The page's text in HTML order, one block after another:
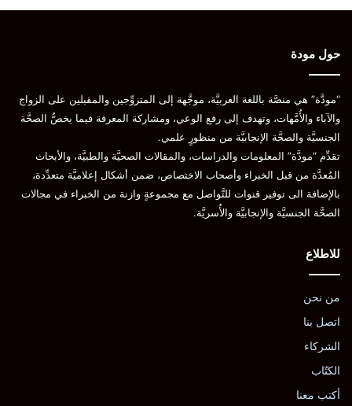
حول مودة
“مودَّة” هي منصَّة باللغة العربيَّة، موجَّهة إلى المتزوِّجين والمقبلين على الزواج
والآباء والأُمَّهات، وتهدف إلى رفع الوعي، ومشاركة المعرفة فيما يخصُّ الصحَّة
الجنسيَّة والصحَّة الإنجابيَّة من منظورٍ علمي.
تقدِّم “مودَّة” المعلومات والدراسات، والمقالات الصحيَّة والطبيَّة، والأبحاث
المُعدَّة من قبل الخبراء وأصحاب الاختصاص، ضمن أشكال إعلاميَّة متعدِّدة،
بالإضافة الى توفير قنوات للتَّواصل مع مجموعةٍ وازنة من الخبراء في مجالات
الصحَّة الجنسيَّة والإنجابيَّة والأُسريَّة.
للاطلاع
من نحن
اتصل بنا
الشركاء
الكتّاب
أكتب معنا